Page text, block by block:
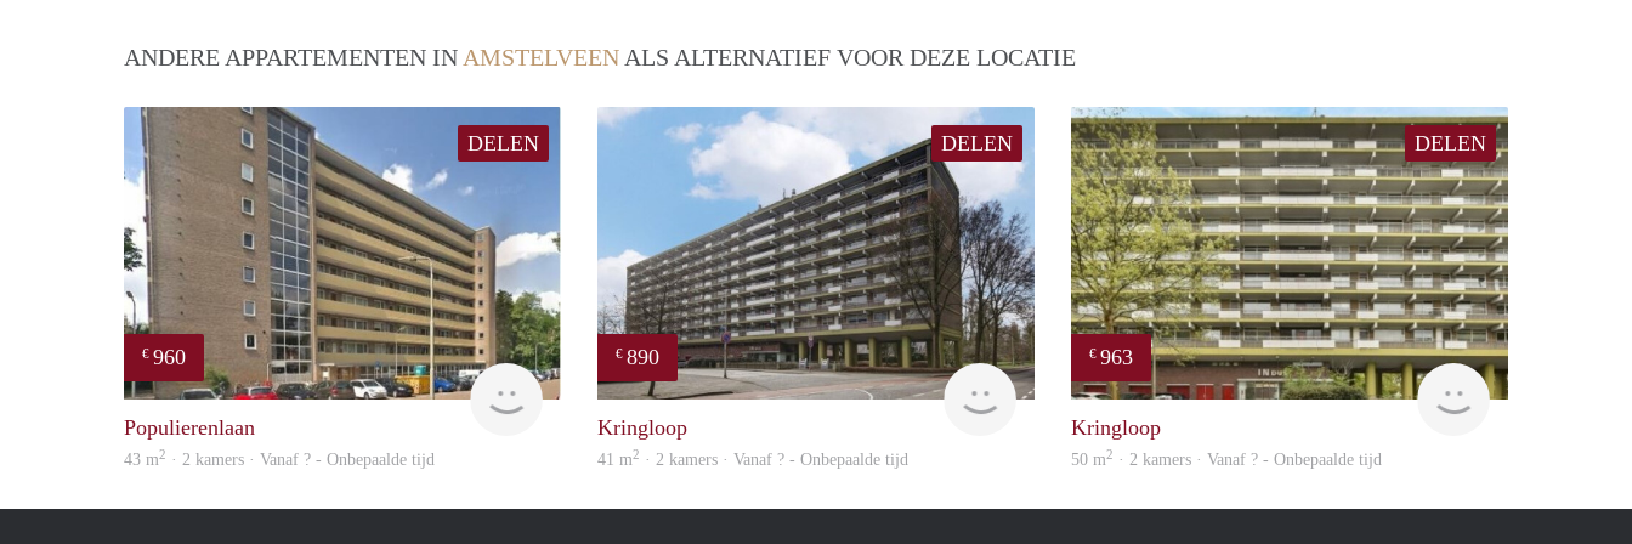
ANDERE APPARTEMENTEN IN AMSTELVEEN ALS ALTERNATIEF VOOR DEZE LOCATIE
DELEN
€ 960
rent
Populierenlaan
43 m2 · 2 kamers · Vanaf ? - Onbepaalde tijd
DELEN
€ 890
finder
Kringloop
41 m2 · 2 kamers · Vanaf ? - Onbepaalde tijd
DELEN
€ 963
finder
Kringloop
50 m2 · 2 kamers · Vanaf ? - Onbepaalde tijd